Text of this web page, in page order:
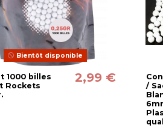
Bientôt disponible
1000 billes
Rockets
2,99 €
/